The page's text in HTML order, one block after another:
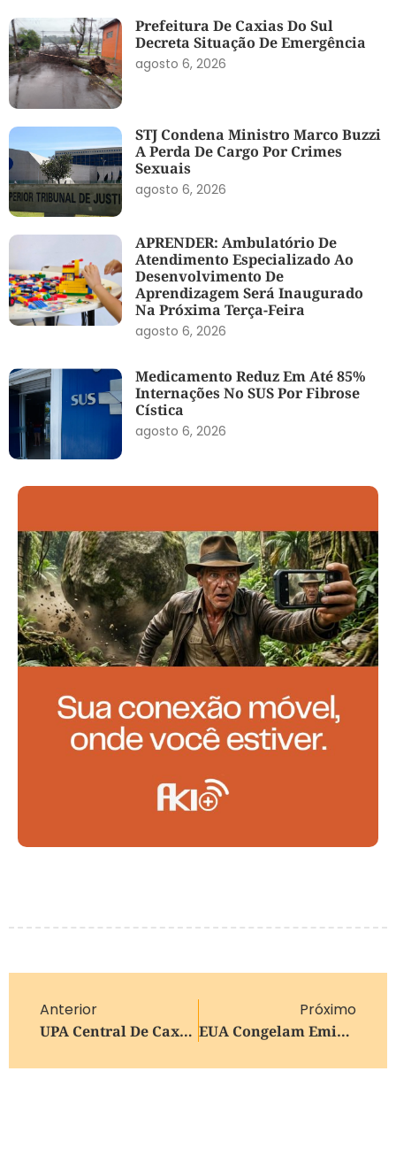
Prefeitura De Caxias Do Sul
Decreta Situação De Emergência
agosto 6, 2026
STJ Condena Ministro Marco Buzzi
A Perda De Cargo Por Crimes
Sexuais
agosto 6, 2026
APRENDER: Ambulatório De
Atendimento Especializado Ao
Desenvolvimento De
Aprendizagem Será Inaugurado
Na Próxima Terça-Feira
agosto 6, 2026
Medicamento Reduz Em Até 85%
Internações No SUS Por Fibrose
Cística
agosto 6, 2026
Anterior
UPA Central De Caxias Do Sul Garante R$ 6,3 Milhões Anuais Para Custeio Com Apoio Da União E Do Estado
Próximo
EUA Congelam Emissão De Vistos Para 75 Países, Incluindo O Brasil, Diz TV Americana